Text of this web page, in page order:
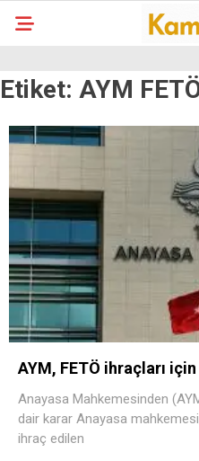
Etiket: AYM
AYM, FETÖ ihraçları
Anayasa Mahkemesinden
dair karar Anayasa
ihraç edilen